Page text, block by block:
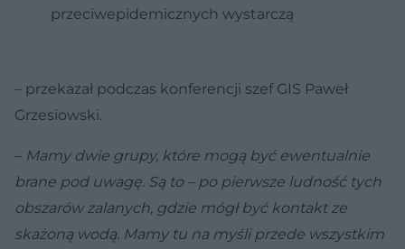
przeciwepidemicznych wystarczą
– przekazał podczas konferencji szef GIS Paweł
Grzesiowski.
– Mamy dwie grupy, które mogą być ewentualnie
brane pod uwagę. Są to – po pierwsze ludność tych
obszarów zalanych, gdzie mógł być kontakt ze
skażoną wodą. Mamy tu na myśli przede wszystkim